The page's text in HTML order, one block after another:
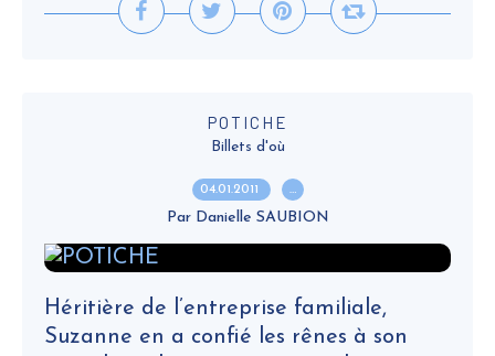
POTICHE
Billets d'où
04.01.2011 …
Par Danielle SAUBION
Héritière de l’entreprise familiale,
Suzanne en a confié les rênes à son